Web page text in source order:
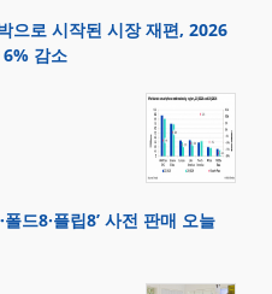
으로 시작된 시장 재편, 2026
감소
드8·플립8’ 사전 판매 오늘